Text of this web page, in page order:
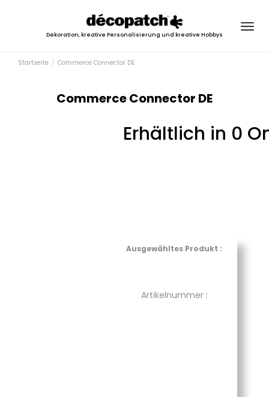
Dekoration, kreative Personalisierung und kreative Hobbys
Startseite Commerce Connector DE
Commerce Connector DE
Erhältlich in 0
Ausgewähltes Produkt :
Artikelnummer :